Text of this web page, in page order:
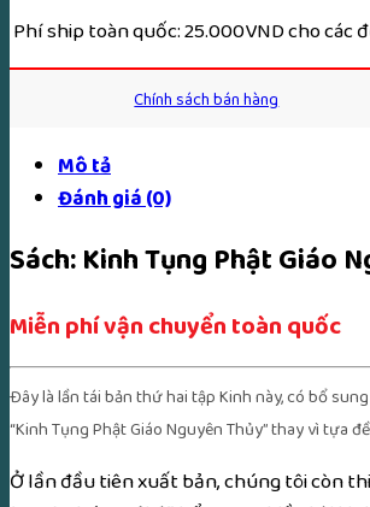
Phí ship toàn quốc: 25.000VND cho các
Chính sách bán hàng
Mô tả
Đánh giá (0)
Sách: Kinh Tụng Phật Giáo
Miễn phí vận chuyển toàn quốc
Đây là lần tái bản thứ hai tập Kinh này, có bổ
“Kinh TụngPhật GiáoNguyên Thủy” thay vì tựa
Ở lần đầu tiên xuất bản,chúng tôicòn